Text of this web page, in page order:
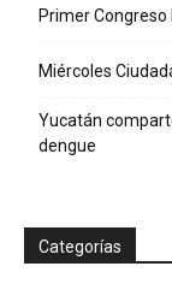
Primer Congreso
Miércoles
Yucatán
dengue
Categorías